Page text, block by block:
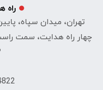
راه
تهران، میدان سپاه،